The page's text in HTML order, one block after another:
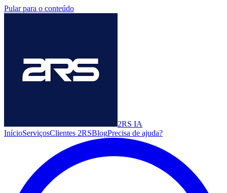
Pular para o conteúdo
2RS IA
InícioServiçosClientes 2RSBlogPrecisa de ajuda?